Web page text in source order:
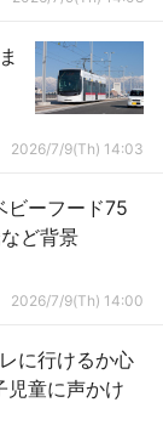
2026/7/9(Th) 14:03
ビーフード75
ど背景
2026/7/9(Th) 14:00
に行けるか心
児童に声かけ